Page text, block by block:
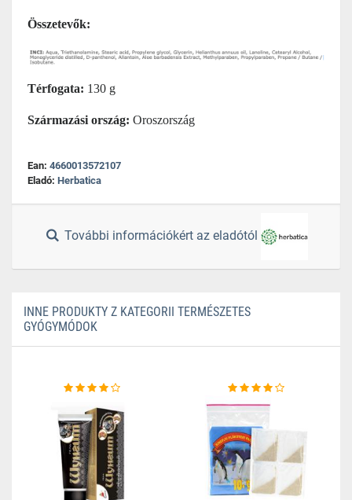
Összetevők:
Térfogata: 130 g
Származási ország: Oroszország
Ean: 4660013572107
Eladó: Herbatica
További információkért az eladótól
INNE PRODUKTY Z KATEGORII TERMÉSZETES
GYÓGYMÓDOK